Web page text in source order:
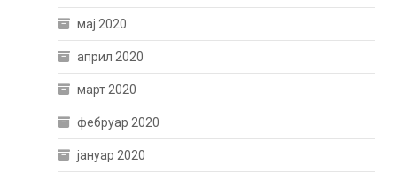
мај 2020
април 2020
март 2020
фебруар 2020
јануар 2020